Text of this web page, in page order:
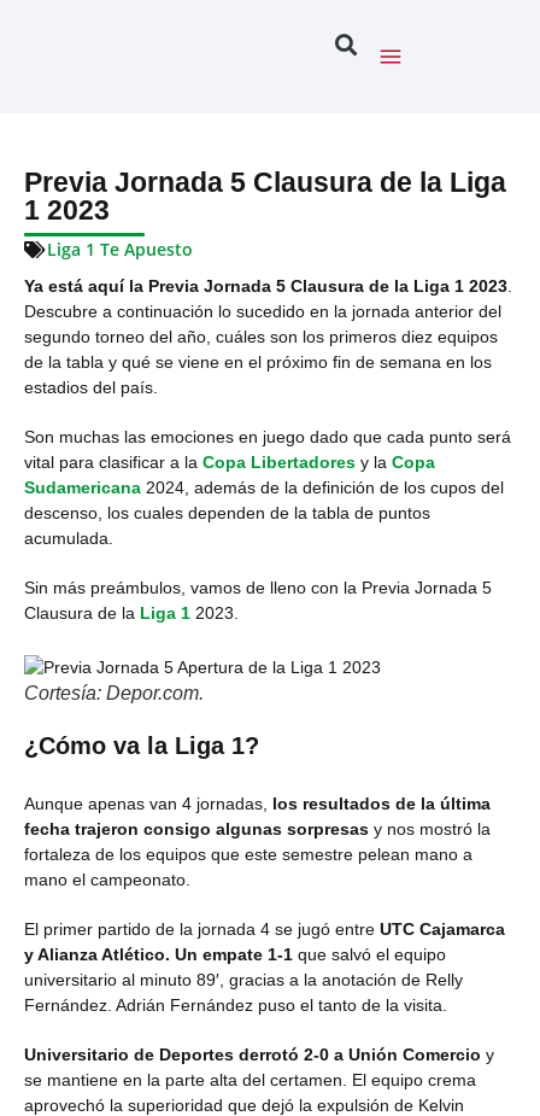
Previa Jornada 5 Clausura de la Liga
1 2023
Liga 1 Te Apuesto
Ya está aquí la Previa Jornada 5 Clausura de la Liga 1 2023
Descubre a continuación lo sucedido en la jornada anterior del
segundo torneo del año, cuáles son los primeros diez equipos
de la tabla y qué se viene en el próximo fin de semana en los
estadios del país.
Son muchas las emociones en juego dado que cada punto será
vital para clasificar a la Copa Libertadores y la Copa
Sudamericana 2024, además de la definición de los cupos del
descenso, los cuales dependen de la tabla de puntos
acumulada.
Sin más preámbulos, vamos de lleno con la Previa Jornada 5
Clausura de la Liga 1 2023.
Cortesía: Depor.com.
¿Cómo va la Liga 1?
Aunque apenas van 4 jornadas, los resultados de la última
fecha trajeron consigo algunas sorpresas y nos mostró la
fortaleza de los equipos que este semestre pelean mano a
mano el campeonato.
El primer partido de la jornada 4 se jugó entre UTC Cajamarca
y Alianza Atlético. Un empate 1-1 que salvó el equipo
universitario al minuto 89′, gracias a la anotación de Relly
Fernández. Adrián Fernández puso el tanto de la visita.
Universitario de Deportes derrotó 2-0 a Unión Comercio y
se mantiene en la parte alta del certamen. El equipo crema
aprovechó la superioridad que dejó la expulsión de Kelvin